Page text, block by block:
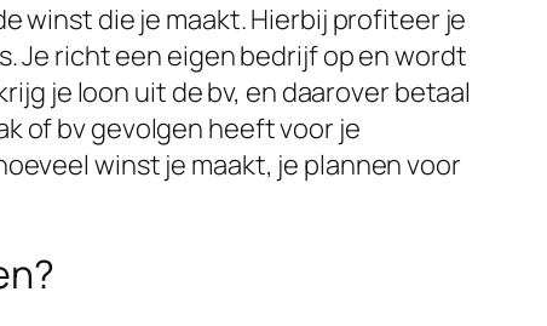
winst die je maakt. Hierbij profiteer je
Je richt een eigen bedrijf op en wordt
je loon uit de bv, en daarover betaal
of bv gevolgen heeft voor je
winst je maakt, je plannen voor